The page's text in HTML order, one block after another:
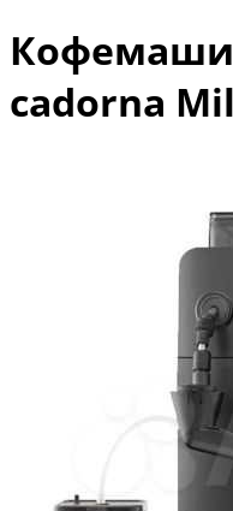
cadorna